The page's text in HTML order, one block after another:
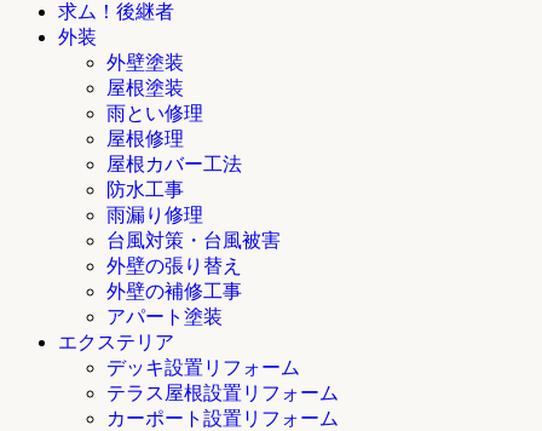
求ム！後継者
外装
外壁塗装
屋根塗装
雨とい修理
屋根修理
屋根カバー工法
防水工事
雨漏り修理
台風対策・台風被害
外壁の張り替え
外壁の補修工事
アパート塗装
エクステリア
デッキ設置リフォーム
テラス屋根設置リフォーム
カーポート設置リフォーム